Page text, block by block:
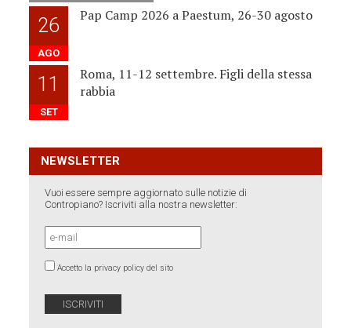
26
AGO
Pap Camp 2026 a Paestum, 26-30 agosto
11
SET
Roma, 11-12 settembre. Figli della stessa
rabbia
NEWSLETTER
Vuoi essere sempre aggiornato sulle notizie di
Contropiano? Iscriviti alla nostra newsletter:
Accetto la privacy policy del sito